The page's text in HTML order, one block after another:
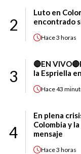
2
Luto en
encontrado
Hace3 horas
3
🔴EN
la Espriella
Hace43
4
En plena
Colombia y
mensaje
Hace3 horas